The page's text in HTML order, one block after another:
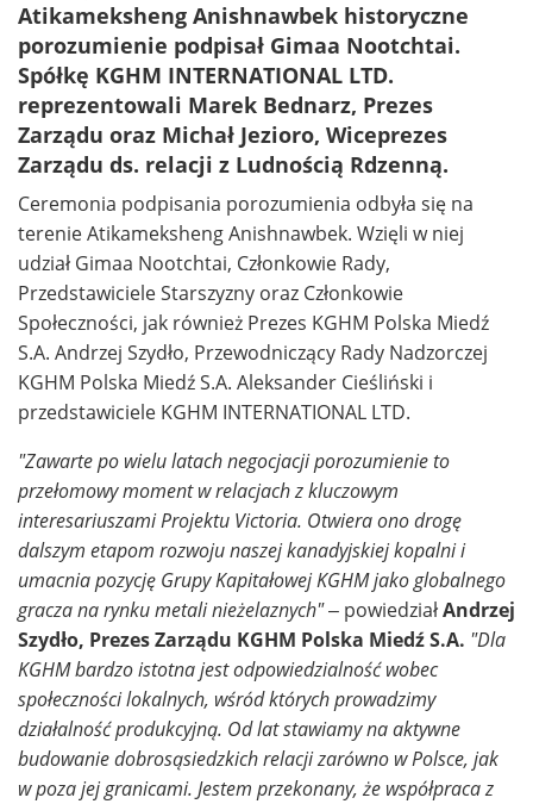
Atikameksheng Anishnawbek historyczne
porozumienie podpisał Gimaa Nootchtai.
Spółkę KGHM INTERNATIONAL LTD.
reprezentowali Marek Bednarz, Prezes
Zarządu oraz Michał Jezioro, Wiceprezes
Zarządu ds. relacji z Ludnością Rdzenną.
Ceremonia podpisania porozumienia odbyła się na
terenie Atikameksheng Anishnawbek. Wzięli w niej
udział Gimaa Nootchtai, Członkowie Rady,
Przedstawiciele Starszyzny oraz Członkowie
Społeczności, jak również Prezes KGHM Polska Miedź
S.A. Andrzej Szydło, Przewodniczący Rady Nadzorczej
KGHM Polska Miedź S.A. Aleksander Cieśliński i
przedstawiciele KGHM INTERNATIONAL LTD.
"Zawarte po wielu latach negocjacji porozumienie to
przełomowy moment w relacjach z kluczowym
interesariuszami Projektu Victoria. Otwiera ono drogę
dalszym etapom rozwoju naszej kanadyjskiej kopalni i
umacnia pozycję Grupy Kapitałowej KGHM jako globalnego
gracza na rynku metali nieżelaznych"– powiedziałAndrzej
Szydło, Prezes Zarządu KGHM Polska Miedź S.A. "Dla
KGHM bardzo istotna jest odpowiedzialność wobec
społeczności lokalnych, wśród których prowadzimy
działalność produkcyjną. Od lat stawiamy na aktywne
budowanie dobrosąsiedzkich relacji zarówno w Polsce, jak
w poza jej granicami. Jestem przekonany, że współpraca z